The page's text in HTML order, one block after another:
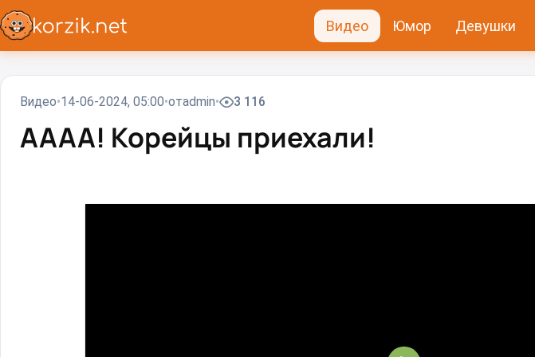
Видео Юмор Девушки
Видео 14-06-2024, 05:00 отadmin 3 116
АААА! Корейцы приехали!